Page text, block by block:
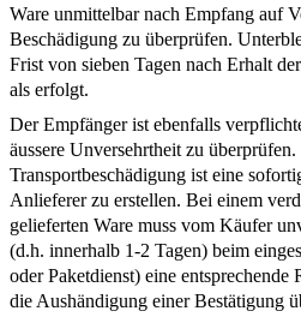
Ware unmittelbar nach Empfang auf
Beschädigung zu überprüfen.
Frist von sieben Tagen nach Erhalt
als erfolgt.
Der Empfänger ist ebenfalls
äussere Unversehrtheit zu
Transportbeschädigung ist eine
Anlieferer zu erstellen. Bei einem
gelieferten Ware muss vom Käufer
(d.h. innerhalb 1-2 Tagen) beim
oder Paketdienst) eine entsprechende
die Aushändigung einer Bestätigung